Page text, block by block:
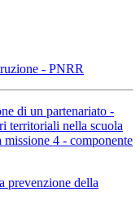
- PNRR
di un partenariato -
territoriali nella scuola
4 - componente
prevenzione della